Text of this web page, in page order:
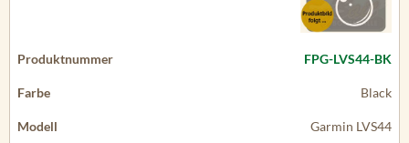
FPG-LVS44-BK
Black
Garmin LVS44